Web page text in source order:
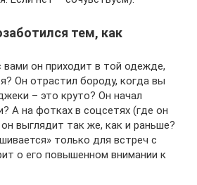
тем, как
он приходит в той одежде,
Он отрастил бороду, когда вы
– это круто? Он начал
А на фотках в соцсетях (где он
выглядит так же, как и раньше?
только для встреч с
о его повышенном внимании к